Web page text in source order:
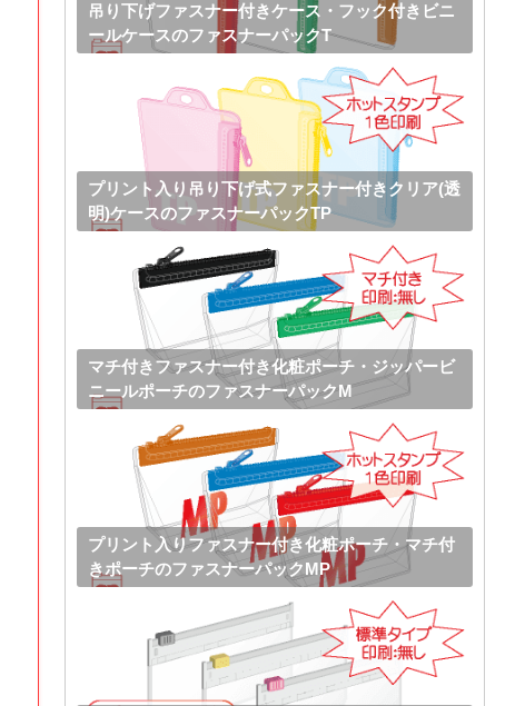
吊り下げファスナー付きケース・フック付きビニ
ールケースのファスナーパックT
プリント入り吊り下げ式ファスナー付きクリア(透
明)ケースのファスナーパックTP
マチ付きファスナー付き化粧ポーチ・ジッパービ
ニールポーチのファスナーパックM
プリント入りファスナー付き化粧ポーチ・マチ付
きポーチのファスナーパックMP